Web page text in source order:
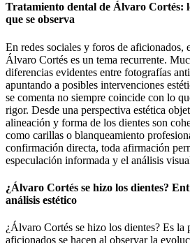
Tratamiento dental de Álvaro Cortés:
que se observa
En redes sociales y foros de aficionados,
Álvaro Cortés es un tema recurrente.
diferencias evidentes entre fotografías
apuntando a posibles intervenciones
se comenta no siempre coincide con lo
rigor. Desde una perspectiva estética
alineación y forma de los dientes son
como carillas o blanqueamiento
confirmación directa, toda afirmación
especulación informada y el análisis
¿Álvaro Cortés se hizo los dientes?
análisis estético
¿Álvaro Cortés se hizo los dientes? Es la
aficionados se hacen al observar la